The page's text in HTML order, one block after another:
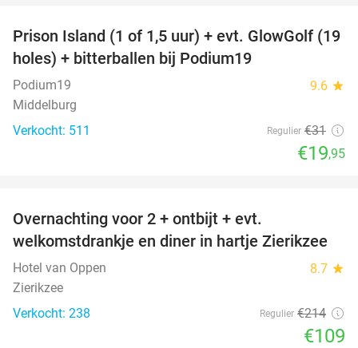
36%
Prison Island (1 of 1,5 uur) + evt. GlowGolf (19
holes) + bitterballen bij Podium19
Podium19 9.6 star
Middelburg
Verkocht: 511
Regulier €31
€19,95
Overnachting voor 2 + ontbijt + evt.
welkomstdrankje en diner in hartje Zierikzee
Hotel van Oppen 8.7 star
Zierikzee
Verkocht: 238
Regulier €214
€109